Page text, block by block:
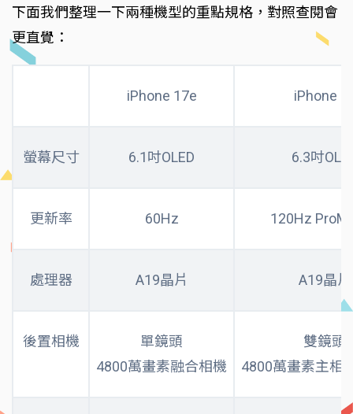
下面我們整理一下兩種機型的重點規格，對照查閱會
更直覺：
iPhone 17e iPhone
螢幕尺寸 6.1吋OLED 6.3吋
更新率 60Hz 120Hz
處理器 A19晶片 A19晶片
後置相機
單鏡頭
4800萬畫素融合相機
雙鏡頭
4800萬畫素主相